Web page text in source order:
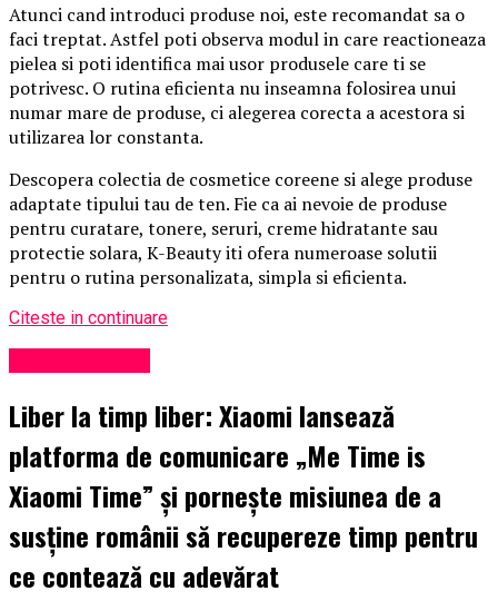
Atunci cand introduci produse noi, este recomandat sa o
faci treptat. Astfel poti observa modul in care reactioneaza
pielea si poti identifica mai usor produsele care ti se
potrivesc. O rutina eficienta nu inseamna folosirea unui
numar mare de produse, ci alegerea corecta a acestora si
utilizarea lor constanta.
Descopera colectia de cosmetice coreene si alege produse
adaptate tipului tau de ten. Fie ca ai nevoie de produse
pentru curatare, tonere, seruri, creme hidratante sau
protectie solara, K-Beauty iti ofera numeroase solutii
pentru o rutina personalizata, simpla si eficienta.
Citeste in continuare
Liber la timp liber: Xiaomi lansează
platforma de comunicare „Me Time is
Xiaomi Time” și pornește misiunea de a
susține românii să recupereze timp pentru
ce contează cu adevărat